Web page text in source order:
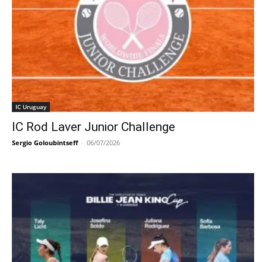
IC Uruguay
IC Rod Laver Junior Challenge
Sergio Goloubintseff - 06/07/2026